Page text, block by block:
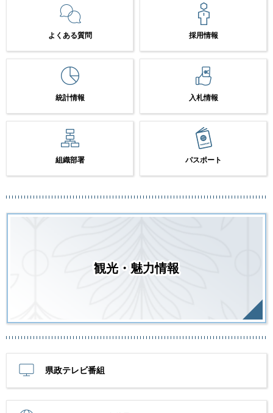
よくある質問 採用情報
統計情報 入札情報
組織部署 パスポート
観光・魅力情報
県政テレビ番組